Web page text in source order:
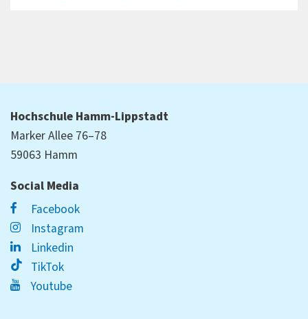
Hochschule Hamm-Lippstadt
Marker Allee 76–78
59063 Hamm
Social Media
Facebook
Instagram
Linkedin
TikTok
Youtube